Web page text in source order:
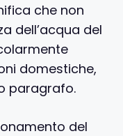
che non
dell’acqua del
domestiche,
paragrafo.
del